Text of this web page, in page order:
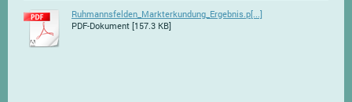
Ruhmannsfelden_Markterkundung_Ergebnis.p[...]
PDF-Dokument [157.3 KB]